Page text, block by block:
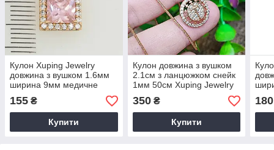
Кулон Xuping Jewelry
довжина з вушком 1.6мм
ширина 9мм медичне
золото позолота 18К 5406
155 ₴
Купити
Кулон довжина з вушком
2.1см з ланцюжком снейк
1мм 50см Xuping Jewelry
медичне золото 5416
350₴
Купити
180